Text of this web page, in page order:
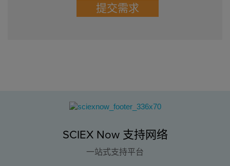
SCIEX Now 支持网络
一站式支持平台